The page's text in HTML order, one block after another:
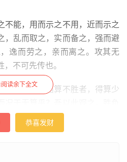
不能，用而示之不用，近而示之
，乱而取之，实而备之，强而避
逸而劳之，亲而离之。攻其无
不可先传也。
也；未战而庙算不胜者，得算少
阅读余下全文
恭喜发财